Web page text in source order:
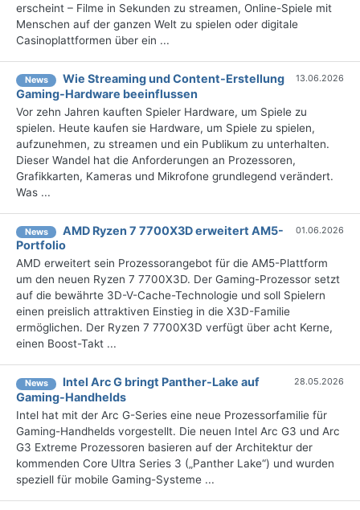
erscheint – Filme in Sekunden zu streamen, Online-Spiele mit
Menschen auf der ganzen Welt zu spielen oder digitale
Casinoplattformen über ein ...
News
Wie Streaming und Content-Erstellung
Gaming-Hardware beeinflussen
13.06.2026
Vor zehn Jahren kauften Spieler Hardware, um Spiele zu
spielen. Heute kaufen sie Hardware, um Spiele zu spielen,
aufzunehmen, zu streamen und ein Publikum zu unterhalten.
Dieser Wandel hat die Anforderungen an Prozessoren,
Grafikkarten, Kameras und Mikrofone grundlegend verändert.
Was ...
News
AMD Ryzen 7 7700X3D erweitert AM5-
Portfolio
01.06.2026
AMD erweitert sein Prozessorangebot für die AM5-Plattform
um den neuen Ryzen 7 7700X3D. Der Gaming-Prozessor setzt
auf die bewährte 3D-V-Cache-Technologie und soll Spielern
einen preislich attraktiven Einstieg in die X3D-Familie
ermöglichen. Der Ryzen 7 7700X3D verfügt über acht Kerne,
einen Boost-Takt ...
News
Intel Arc G bringt Panther-Lake auf
Gaming-Handhelds
28.05.2026
Intel hat mit der Arc G-Series eine neue Prozessorfamilie für
Gaming-Handhelds vorgestellt. Die neuen Intel Arc G3 und Arc
G3 Extreme Prozessoren basieren auf der Architektur der
kommenden Core Ultra Series 3 („Panther Lake“) und wurden
speziell für mobile Gaming-Systeme ...